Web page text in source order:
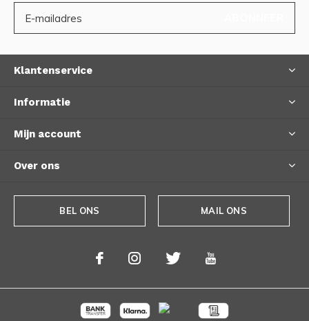
Klantenservice
Informatie
Mijn account
Over ons
BEL ONS MAIL ONS